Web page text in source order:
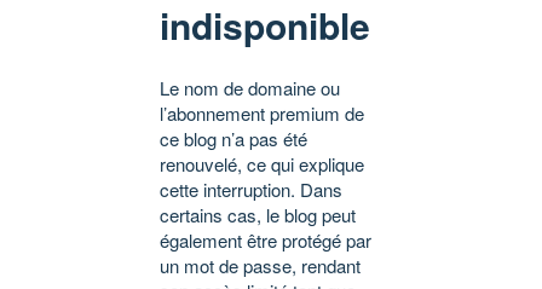
indisponible
Le nom de domaine ou
l’abonnement premium de
ce blog n’a pas été
renouvelé, ce qui explique
cette interruption. Dans
certains cas, le blog peut
également être protégé par
un mot de passe, rendant